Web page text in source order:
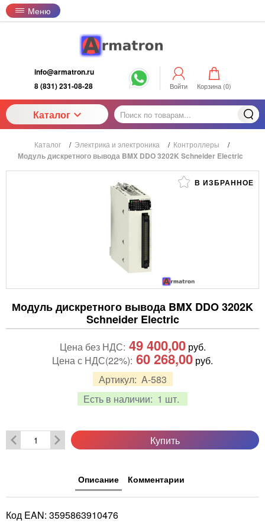
Меню
info@armatron.ru
8 (831) 231-08-28
Войти Корзина (0)
Каталог
Каталог / Электрика и электроника / Контроллеры /
Модуль дискретного вывода BMX DDO 3202K Schneider Electric
В ИЗБРАННОЕ
Модуль дискретного вывода BMX DDO 3202K
Schneider Electric
Артикул: A-583
Есть в наличии: 1 шт.
Цена без НДС: 49 400,00руб.
Цена с НДС(22%): 60 268,00 руб.
Купить
Описание Комментарии
Код EAN: 3595863910476